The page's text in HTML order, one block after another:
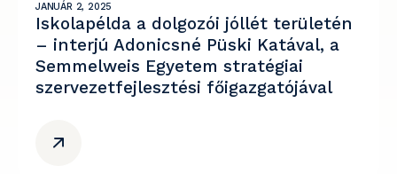
JANUÁR 2, 2025
Iskolapélda a dolgozói jóllét területén
– interjú Adonicsné Püski Katával, a
Semmelweis Egyetem stratégiai
szervezetfejlesztési főigazgatójával